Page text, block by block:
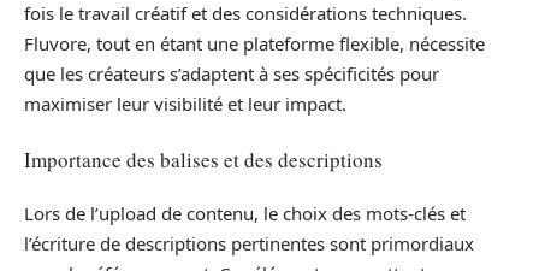
fois le travail créatif et des considérations techniques.
Fluvore, tout en étant une plateforme flexible, nécessite
que les créateurs s’adaptent à ses spécificités pour
maximiser leur visibilité et leur impact.
Importance des balises et des descriptions
Lors de l’upload de contenu, le choix des mots-clés et
l’écriture de descriptions pertinentes sont primordiaux